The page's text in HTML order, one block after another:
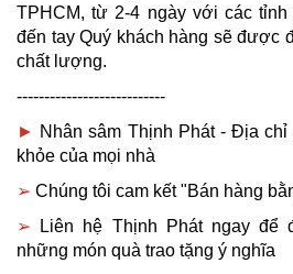
TPHCM, từ 2-4 ngày với các tỉnh
đến tay Quý khách hàng sẽ được
chất lượng.
---------------------------
► Nhân sâm Thịnh Phát - Địa chỉ
khỏe của mọi nhà
➢ Chúng tôi cam kết "Bán hàng
➢
Liên hệ Thịnh Phát ngay
những món quà trao tặng ý nghĩa